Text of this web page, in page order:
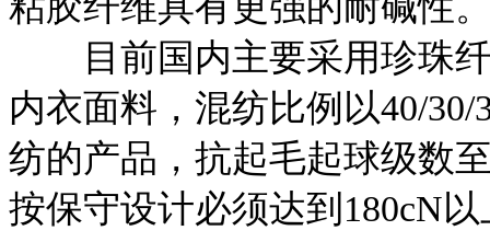
目前国内主要采用珍珠纤
内衣面料，混纺比例以40/
纺的产品，抗起毛起球级数
按保守设计必须达到180cN